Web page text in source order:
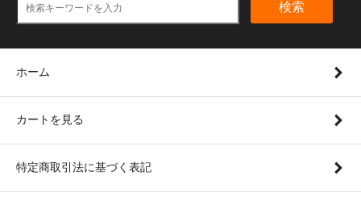
検索
ホーム
カートを見る
特定商取引法に基づく表記